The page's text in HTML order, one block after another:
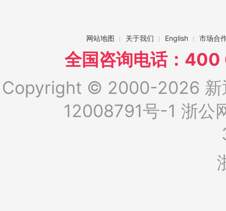
网站地图 关于我们 English 市场合
全国咨询电话：
Copyright © 2000-2026 新
12008791号-1 浙公